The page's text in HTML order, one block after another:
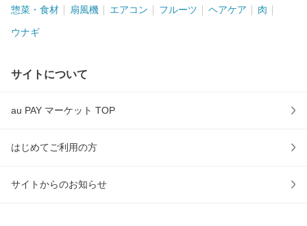
惣菜・食材 扇風機 エアコン フルーツ ヘアケア 肉
ウナギ
サイトについて
au PAY マーケット TOP
はじめてご利用の方
サイトからのお知らせ